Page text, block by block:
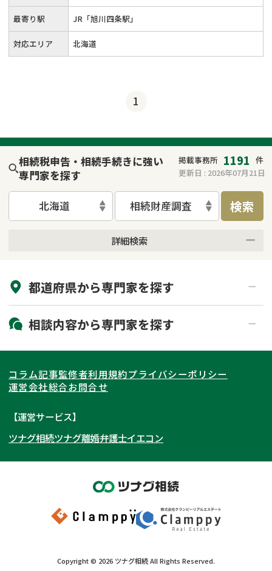
最寄り駅 JR「旭川四条駅」
対応エリア 北海道
1
相続税申告・相続手続きに強い
専門家を探す
掲載事務所 1191 件
更新日 : 2026年07月21日
北海道 相続財産調査 検索
詳細検索
初回相談無料
土日祝の相談可能
都道府県から専門家を探す
北海道・東北
北海道 青森県
岩手県 宮城県
秋田県
福島県
関東
東京都 神奈川県
埼玉県
茨城県 群馬県
東海
愛知県
岐阜県 山梨県
関西
大阪府 京都府
奈良県
和歌山県
北陸・甲信越
石川県
富山県
岡山県
九州・沖縄
相談内容から専門家を探す
相続登記
遺産分割
相続手続き
家族信託
成年後見・任意後見
相続財産調査
不動産評価(相続不動産)
相続トラブル
コラム記事監修者利用規約プライバシーポリシー
運営会社総合お問合せ
【運営サービス】
ツナグ相続ツナグ離婚弁護士イエコン
Copyright © 2026 ツナグ相続All Rights Reserved.